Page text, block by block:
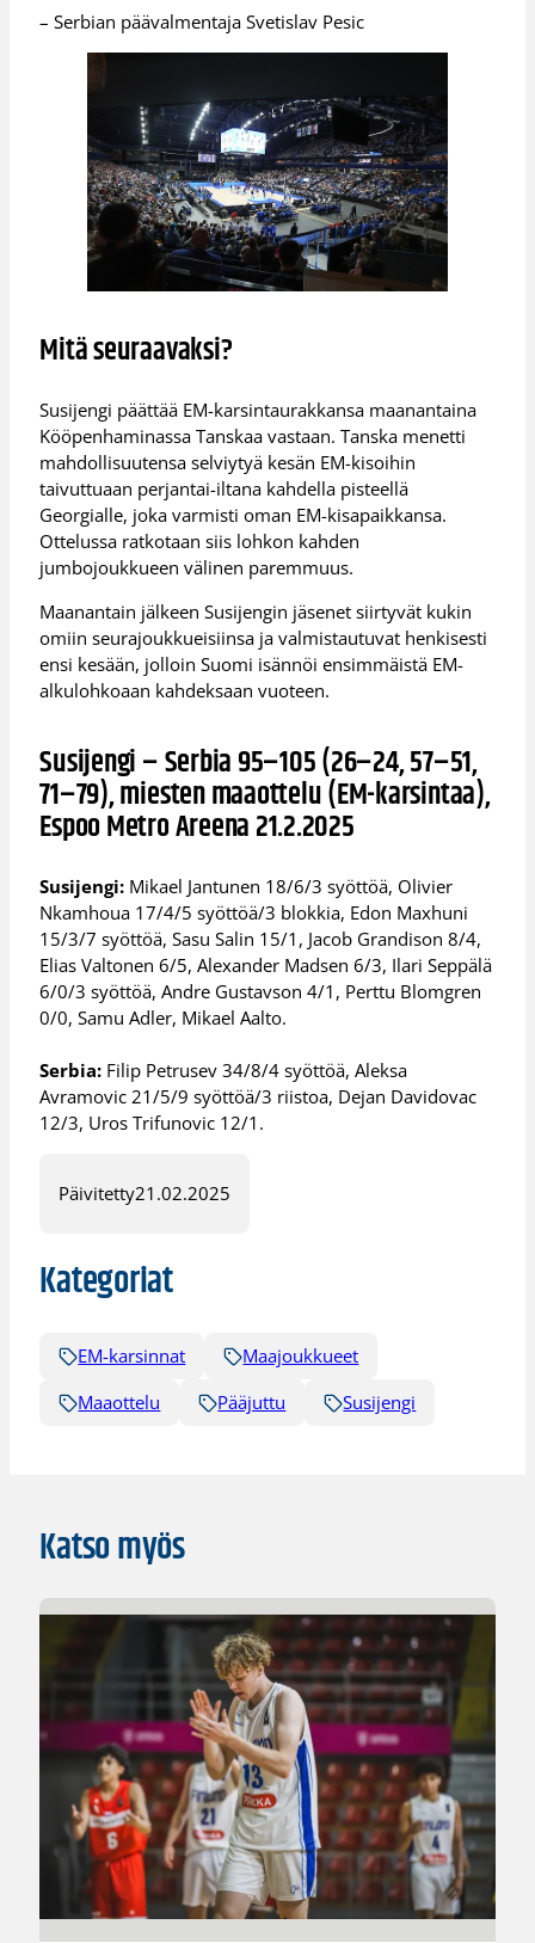
– Serbian päävalmentaja Svetislav Pesic
Mitä seuraavaksi?
Susijengi päättää EM-karsintaurakkansa maanantaina
Kööpenhaminassa Tanskaa vastaan. Tanska menetti
mahdollisuutensa selviytyä kesän EM-kisoihin
taivuttuaan perjantai-iltana kahdella pisteellä
Georgialle, joka varmisti oman EM-kisapaikkansa.
Ottelussa ratkotaan siis lohkon kahden
jumbojoukkueen välinen paremmuus.
Maanantain jälkeen Susijengin jäsenet siirtyvät kukin
omiin seurajoukkueisiinsa ja valmistautuvat henkisesti
ensi kesään, jolloin Suomi isännöi ensimmäistä EM-
alkulohkoaan kahdeksaan vuoteen.
Susijengi – Serbia 95–105 (26–24, 57–51,
71–79), miesten maaottelu (EM-karsintaa),
Espoo Metro Areena 21.2.2025
Susijengi: Mikael Jantunen 18/6/3 syöttöä, Olivier
Nkamhoua 17/4/5 syöttöä/3 blokkia, Edon Maxhuni
15/3/7 syöttöä, Sasu Salin 15/1, Jacob Grandison 8/4,
Elias Valtonen 6/5, Alexander Madsen 6/3, Ilari Seppälä
6/0/3 syöttöä, Andre Gustavson 4/1, Perttu Blomgren
0/0, Samu Adler, Mikael Aalto.
Serbia: Filip Petrusev 34/8/4 syöttöä, Aleksa
Avramovic 21/5/9 syöttöä/3 riistoa, Dejan Davidovac
12/3, Uros Trifunovic 12/1.
Päivitetty21.02.2025
Kategoriat
EM-karsinnat
Maajoukkueet
Maaottelu
Pääjuttu Susijengi
Katso myös